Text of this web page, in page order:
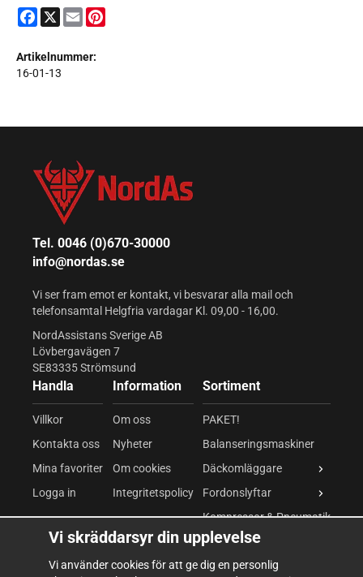
Facebook
X Email
Artikelnummer:
16-01-13
Tel. 0046 (0)670-30000
info@nordas.se
Vi ser fram emot er kontakt, vi besvarar alla mail och
telefonsamtal Helgfria vardagar Kl. 09,00 - 16,00.
NordAssistans Sverige AB
Lövbergavägen 7
SE83335 Strömsund
Handla
Villkor
Kontakta oss
Mina favoriter
Logga in
Information
Om oss
Nyheter
Om cookies
Integritetspolicy
Sortiment
PAKET!
Balanseringsmaskiner
Däckomläggare
Fordonslyftar
Kompressor & Pneumatik
Vi skräddarsyr din upplevelse
Vi använder cookies för att ge dig en personlig